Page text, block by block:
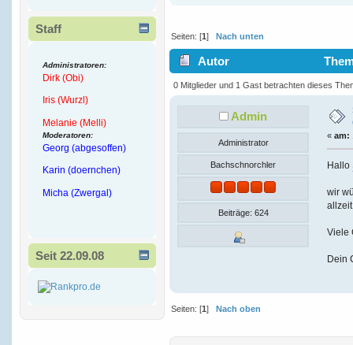
Staff
Administratoren:
Dirk (Obi)
Iris (Wurzl)
Melanie (Melli)
Moderatoren:
Georg (abgesoffen)
Karin (doernchen)
Micha (Zwergal)
Seit 22.09.08
Seiten: [1]Nach unten
Autor
5962 mal)
0 Mitglieder und 1 Gast betrachten dieses
Admin
Administrator
Bachschnorchler
Beiträge: 624
« am:
Hallo
wir
Viele
Dein
Seiten: [1] Nach oben